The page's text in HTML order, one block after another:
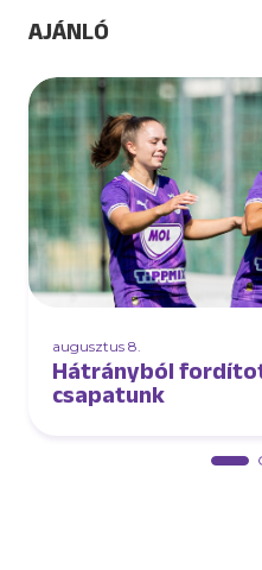
AJÁNLÓ
augusztus 8.
Hátrányból
csapatunk